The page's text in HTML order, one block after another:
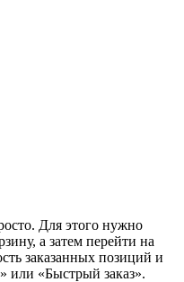
Для этого нужно
а затем перейти на
заказанных позиций и
или «Быстрый заказ».